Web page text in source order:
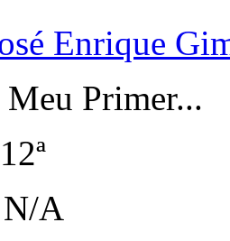
Enrique
Primer...
N/A